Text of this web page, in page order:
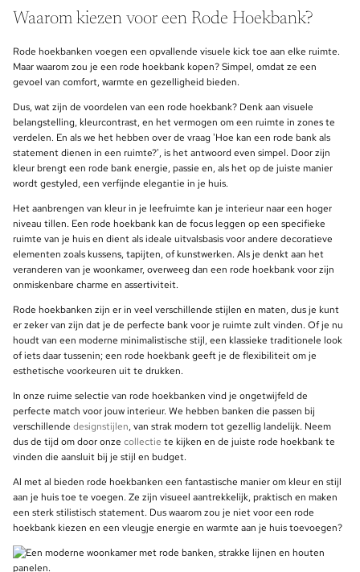
Waarom kiezen voor een Rode Hoekbank?
Rode hoekbanken voegen een opvallende visuele kick toe aan elke ruimte.
Maar waarom zou je een rode hoekbank kopen? Simpel, omdat ze een
gevoel van comfort, warmte en gezelligheid bieden.
Dus, wat zijn de voordelen van een rode hoekbank? Denk aan visuele
belangstelling, kleurcontrast, en het vermogen om een ruimte in zones te
verdelen. En als we het hebben over de vraag 'Hoe kan een rode bank als
statement dienen in een ruimte?', is het antwoord even simpel. Door zijn
kleur brengt een rode bank energie, passie en, als het op de juiste manier
wordt gestyled, een verfijnde elegantie in je huis.
Het aanbrengen van kleur in je leefruimte kan je interieur naar een hoger
niveau tillen. Een rode hoekbank kan de focus leggen op een specifieke
ruimte van je huis en dient als ideale uitvalsbasis voor andere decoratieve
elementen zoals kussens, tapijten, of kunstwerken. Als je denkt aan het
veranderen van je woonkamer, overweeg dan een rode hoekbank voor zijn
onmiskenbare charme en assertiviteit.
Rode hoekbanken zijn er in veel verschillende stijlen en maten, dus je kunt
er zeker van zijn dat je de perfecte bank voor je ruimte zult vinden. Of je nu
houdt van een moderne minimalistische stijl, een klassieke traditionele look
of iets daar tussenin; een rode hoekbank geeft je de flexibiliteit om je
esthetische voorkeuren uit te drukken.
In onze ruime selectie van rode hoekbanken vind je ongetwijfeld de
perfecte match voor jouw interieur. We hebben banken die passen bij
verschillende designstijlen, van strak modern tot gezellig landelijk. Neem
dus de tijd om door onze collectie te kijken en de juiste rode hoekbank te
vinden die aansluit bij je stijl en budget.
Al met al bieden rode hoekbanken een fantastische manier om kleur en stijl
aan je huis toe te voegen. Ze zijn visueel aantrekkelijk, praktisch en maken
een sterk stilistisch statement. Dus waarom zou je niet voor een rode
hoekbank kiezen en een vleugje energie en warmte aan je huis toevoegen?